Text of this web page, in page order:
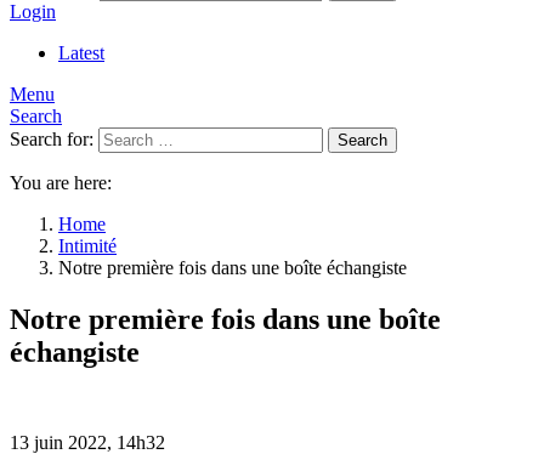
Login
Latest
Menu
Search
Search for:
Search
You are here:
Home
Intimité
Notre première fois dans une boîte échangiste
Notre première fois dans une boîte
échangiste
13 juin 2022, 14h32